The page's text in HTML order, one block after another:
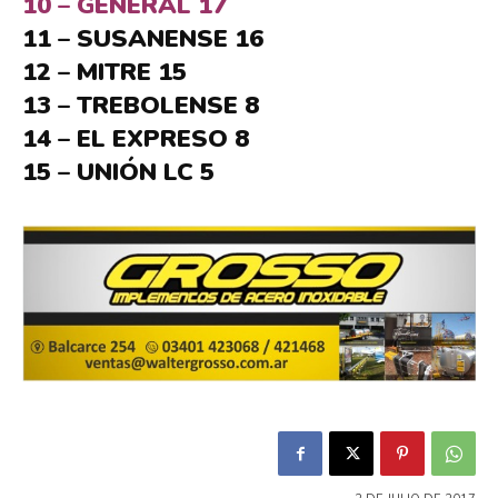
11 – SUSANENSE 16
12 – MITRE 15
13 – TREBOLENSE 8
14 – EL EXPRESO 8
15 – UNIÓN LC 5